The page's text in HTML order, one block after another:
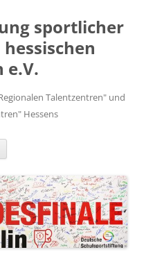
sportlicher
e.V.
Talentzentren" und
Hessens